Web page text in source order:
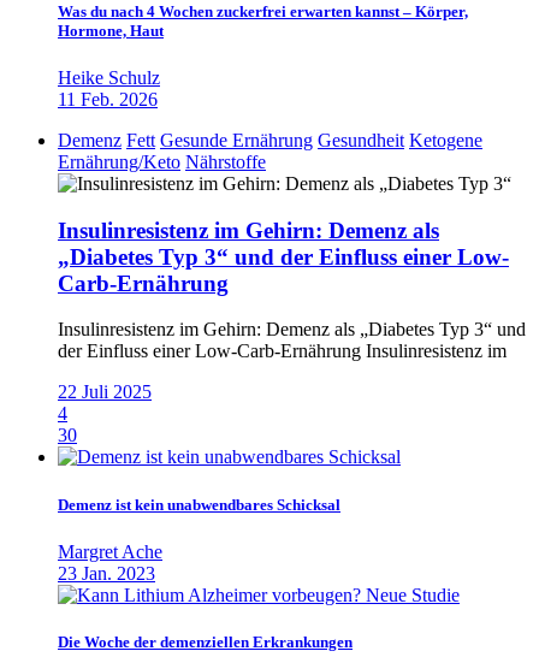
Was du nach 4 Wochen zuckerfrei erwarten kannst – Körper,
Hormone, Haut
Heike Schulz
11 Feb. 2026
Demenz Fett Gesunde Ernährung Gesundheit Ketogene
Ernährung/Keto Nährstoffe
Insulinresistenz im Gehirn: Demenz als
„Diabetes Typ 3“ und der Einfluss einer Low-
Carb-Ernährung
Insulinresistenz im Gehirn: Demenz als „Diabetes Typ 3“ und
der Einfluss einer Low-Carb-Ernährung Insulinresistenz im
22 Juli 2025
4
30
Demenz ist kein unabwendbares Schicksal
Margret Ache
23 Jan. 2023
Die Woche der demenziellen Erkrankungen